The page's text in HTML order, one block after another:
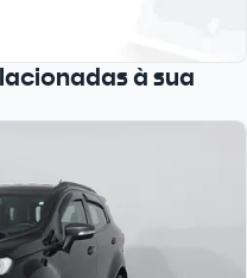
à sua